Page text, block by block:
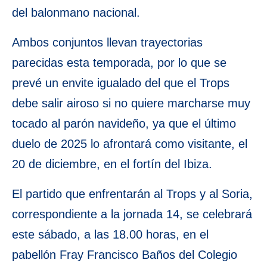
del balonmano nacional.
Ambos conjuntos llevan trayectorias
parecidas esta temporada, por lo que se
prevé un envite igualado del que el Trops
debe salir airoso si no quiere marcharse muy
tocado al parón navideño, ya que el último
duelo de 2025 lo afrontará como visitante, el
20 de diciembre, en el fortín del Ibiza.
El partido que enfrentarán al Trops y al Soria,
correspondiente a la jornada 14, se celebrará
este sábado, a las 18.00 horas, en el
pabellón Fray Francisco Baños del Colegio